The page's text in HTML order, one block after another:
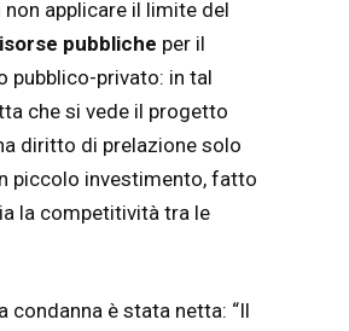
applicare il limite del
pubbliche per il
pubblico-privato: in tal
che si vede il progetto
diritto di prelazione solo
piccolo investimento, fatto
la competitività tra le
condanna è stata netta: “Il